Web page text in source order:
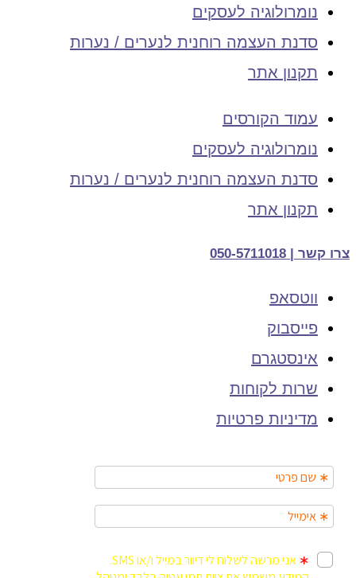
נומרולוגיה לעסקים
סדנת העצמה רוחנית לנערים / נערות
תקנון אתר
עמוד הקורסים
נומרולוגיה לעסקים
סדנת העצמה רוחנית לנערים / נערות
תקנון אתר
צרו קשר | 050-5711018
ווטסאפ
פייסבוק
אינסטגרם
שרות לקוחות
מדיניות פרטיות